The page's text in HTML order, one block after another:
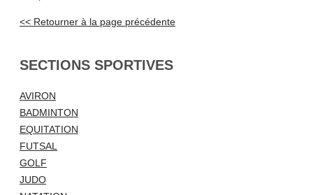
<< Retourner à la page précédente
SECTIONS SPORTIVES
AVIRON
BADMINTON
EQUITATION
FUTSAL
GOLF
JUDO